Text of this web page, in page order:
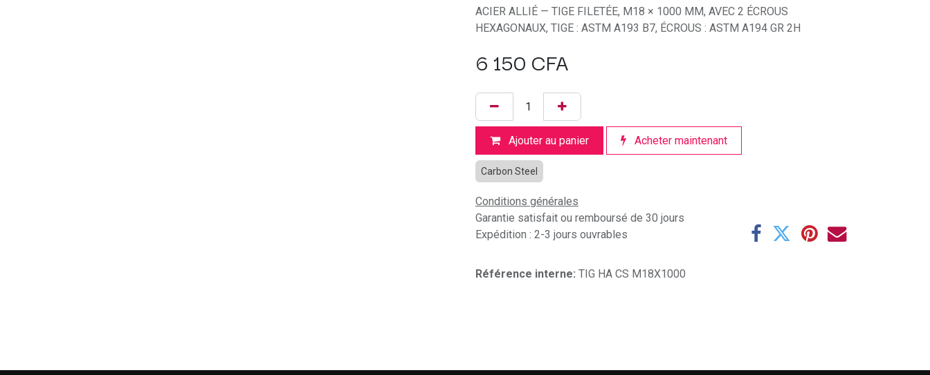
ACIER ALLIÉ — TIGE FILETÉE, M18 × 1000 MM, AVEC 2 ÉCROUS
HEXAGONAUX, TIGE : ASTM A193 B7, ÉCROUS : ASTM A194 GR 2H
6 150 CFA
Ajouter au panier Acheter maintenant
Carbon Steel
Conditions générales
Garantie satisfait ou remboursé de 30 jours
Expédition : 2-3 jours ouvrables
Référence interne: TIG HA CS M18X1000